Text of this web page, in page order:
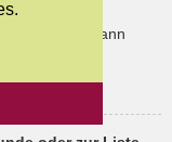
auch
ignorierst, dann